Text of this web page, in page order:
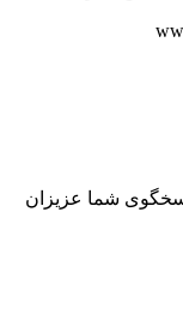
شما عزیزان